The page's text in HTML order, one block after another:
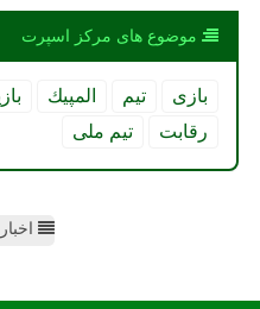
موضوع های مركز اسپرت
بازی تیم المپیك
رقابت
تیم ملی